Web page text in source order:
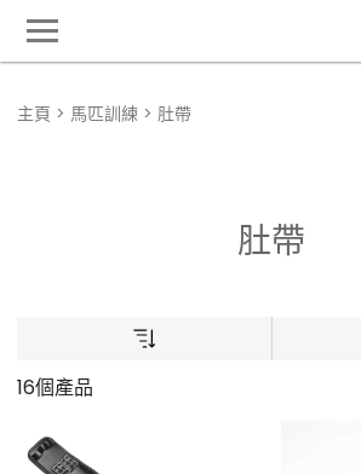
主頁 馬匹訓練 肚帶
肚帶
16個產品